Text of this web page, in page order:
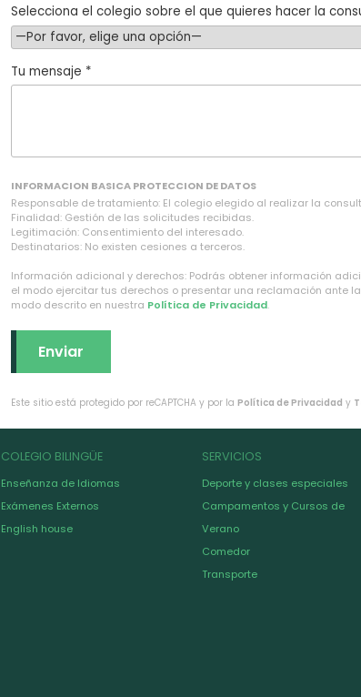
Selecciona el colegio sobre el que quieres hacer la
Tu mensaje *
INFORMACION BASICA PROTECCION DE DATOS
Responsable de tratamiento: El colegio elegido al realizar la
Finalidad: Gestión de las solicitudes recibidas.
Legitimación: Consentimiento del interesado.
Destinatarios: No existen cesiones a terceros.
Información adicional y derechos: Podrás obtener información
el modo ejercitar tus derechos o presentar una reclamación ante
modo descrito en nuestra Política de Privacidad.
Este sitio está protegido por reCAPTCHA y por la Política de Privacidad y
COLEGIO BILINGÜE
Enseñanza de Idiomas
Exámenes Externos
English house
SERVICIOS
Deporte y clases especiales
Campamentos y Cursos de
Verano
Comedor
Transporte